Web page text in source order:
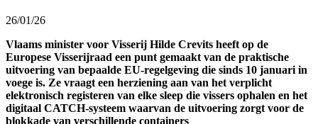
26/01/26
Vlaams minister voor Visserij Hilde Crevits heeft op de
Europese Visserijraad een punt gemaakt van de praktische
uitvoering van bepaalde EU-regelgeving die sinds 10 januari in
voege is. Ze vraagt een herziening aan van het verplicht
elektronisch registeren van elke sleep die vissers ophalen en het
digitaal CATCH-systeem waarvan de uitvoering zorgt voor de
blokkade van verschillende containers